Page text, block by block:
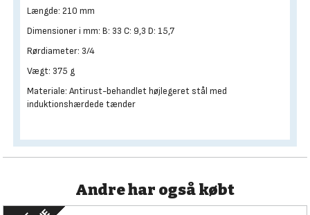
Længde: 210 mm
Dimensioner i mm: B: 33 C: 9,3 D: 15,7
Rørdiameter: 3/4
Vægt: 375 g
Materiale: Antirust-behandlet højlegeret stål med
induktionshærdede tænder
Andre har også købt